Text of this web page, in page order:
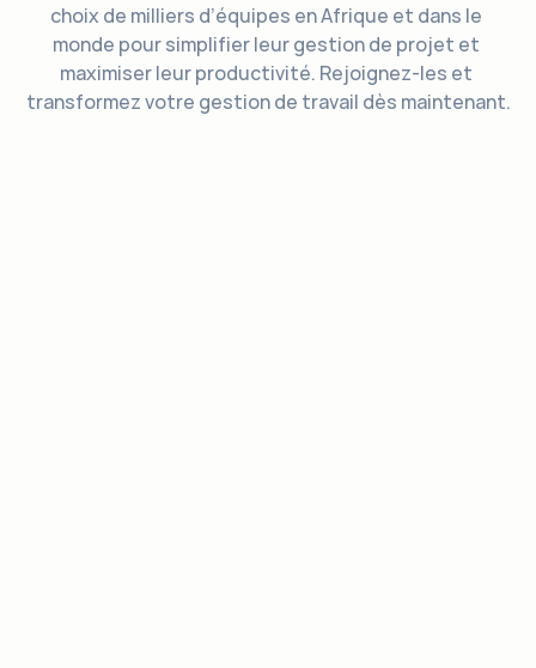
choix de milliers d’équipes en Afrique et dans le
monde pour simplifier leur gestion de projet et
maximiser leur productivité. Rejoignez-les et
transformez votre gestion de travail dès maintenant.